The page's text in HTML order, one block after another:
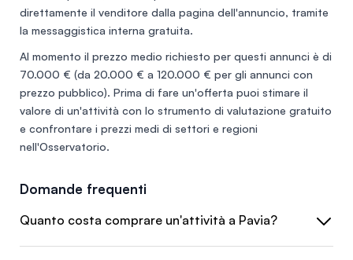
direttamente il venditore dalla pagina dell'annuncio, tramite
la messaggistica interna gratuita.
Al momento il prezzo medio richiesto per questi annunci è di
70.000 € (da 20.000 € a 120.000 € per gli annunci con
prezzo pubblico). Prima di fare un'offerta puoi stimare il
valore di un'attività con lo strumento di valutazione gratuito
e confrontare i prezzi medi di settori e regioni
nell'Osservatorio.
Domande frequenti
Quanto costa comprare un'attività a Pavia?